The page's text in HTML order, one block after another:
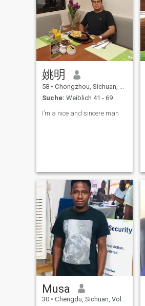
姚明
58 • Chongzhou, Sichuan, Volksrep. China
Suche: Weiblich 41 - 69
I’m a nice and sincere man
Musa
30 • Chengdu, Sichuan, Volksrep. China